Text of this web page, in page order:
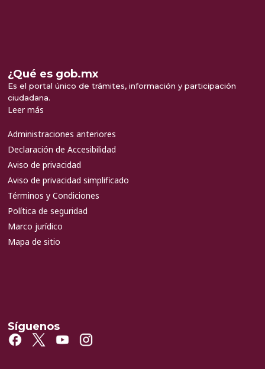
¿Qué es gob.mx
Es el portal único de trámites, información y participación
ciudadana.
Leer más
Administraciones anteriores
Declaración de Accesibilidad
Aviso de privacidad
Aviso de privacidad simplificado
Términos y Condiciones
Política de seguridad
Marco jurídico
Mapa de sitio
Síguenos